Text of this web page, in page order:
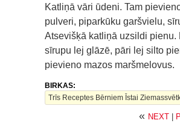
Katliņā vāri ūdeni. Tam
pulveri, piparkūku garšvielu,
Atsevišķā katliņā uzsildi pienu.
sīrupu lej glāzē, pāri lej silto
pievieno mazos maršmelovus.
BIRKAS:
Trīs Receptes Bērniem Īstai
« NEXT